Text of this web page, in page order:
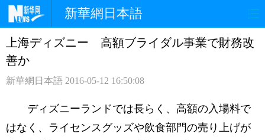
新華網日本語
ホームページ 政治 経済
観光 評論 写真
中日対訳
上海ディズニー 高額ブライダル事業で財務改
善か
新華網日本語 2016-05-12 16:50:08
ディズニーランドでは長らく、高額の入場料で
はなく、ライセンスグッズや飲食部門の売り上げが